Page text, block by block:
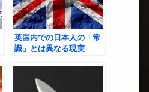
英国内での日本人の「常
識」とは異なる現実